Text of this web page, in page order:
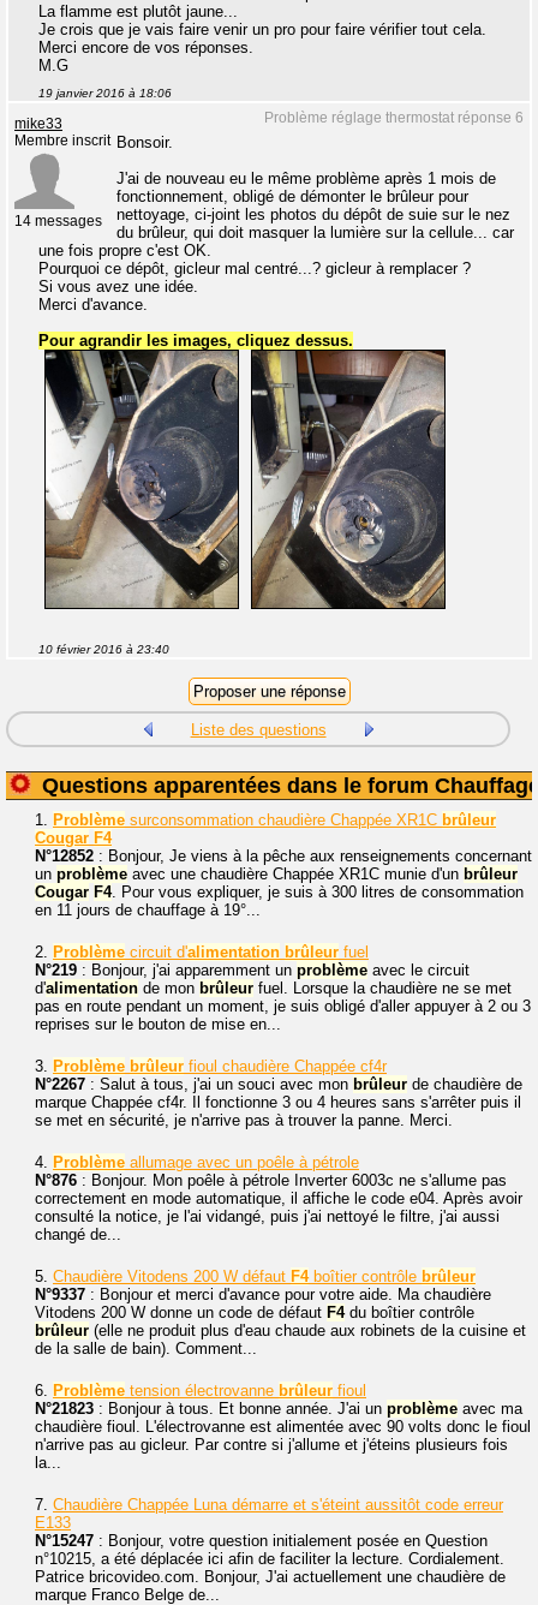
La flamme est plutôt jaune...
Je crois que je vais faire venir un pro pour faire vérifier tout cela.
Merci encore de vos réponses.
M.G
19 janvier 2016 à 18:06
Problème réglage thermostat réponse 6
mike33
Membre inscrit
14 messages
Bonsoir.
J'ai de nouveau eu le même problème après 1 mois de
fonctionnement, obligé de démonter le brûleur pour
nettoyage, ci-joint les photos du dépôt de suie sur le nez
du brûleur, qui doit masquer la lumière sur la cellule... car
une fois propre c'est OK.
Pourquoi ce dépôt, gicleur mal centré...? gicleur à remplacer ?
Si vous avez une idée.
Merci d'avance.
Pour agrandir les images, cliquez dessus.
10 février 2016 à 23:40
Liste des questions
Questions apparentées dans le forum
1. Problème surconsommation chaudière Chappée XR1C brûleur
Cougar F4
N°12852 : Bonjour, Je viens à la pêche aux renseignements concernant
un problème avec une chaudière Chappée XR1C munie d'un brûleur
Cougar F4. Pour vous expliquer, je suis à 300 litres de consommation
en 11 jours de chauffage à 19°...
2. Problème circuit d'alimentation brûleur fuel
N°219 : Bonjour, j'ai apparemment un problème avec le circuit
d'alimentation de mon brûleur fuel. Lorsque la chaudière ne se met
pas en route pendant un moment, je suis obligé d'aller appuyer à 2 ou 3
reprises sur le bouton de mise en...
3. Problème brûleur fioul chaudière Chappée cf4r
N°2267 : Salut à tous, j'ai un souci avec mon brûleur de chaudière de
marque Chappée cf4r. Il fonctionne 3 ou 4 heures sans s'arrêter puis il
se met en sécurité, je n'arrive pas à trouver la panne. Merci.
4. Problème allumage avec un poêle à pétrole
N°876 : Bonjour. Mon poêle à pétrole Inverter 6003c ne s'allume pas
correctement en mode automatique, il affiche le code e04. Après avoir
consulté la notice, je l'ai vidangé, puis j'ai nettoyé le filtre, j'ai aussi
changé de...
5. Chaudière Vitodens 200 W défaut F4boîtier contrôle brûleur
N°9337 : Bonjour et merci d'avance pour votre aide. Ma chaudière
Vitodens 200 W donne un code de défaut F4du boîtier contrôle
brûleur (elle ne produit plus d'eau chaude aux robinets de la cuisine et
de la salle de bain). Comment...
6. Problème tension électrovanne brûleur fioul
N°21823 : Bonjour à tous. Et bonne année. J'ai un problème avec ma
chaudière fioul. L'électrovanne est alimentée avec 90 volts donc le fioul
n'arrive pas au gicleur. Par contre si j'allume et j'éteins plusieurs fois
la...
7. Chaudière Chappée Luna démarre et s'éteint aussitôt code erreur
E133
N°15247 : Bonjour, votre question initialement posée en Question
n°10215, a été déplacée ici afin de faciliter la lecture. Cordialement.
Patrice bricovideo.com. Bonjour, J'ai actuellement une chaudière de
marque Franco Belge de...